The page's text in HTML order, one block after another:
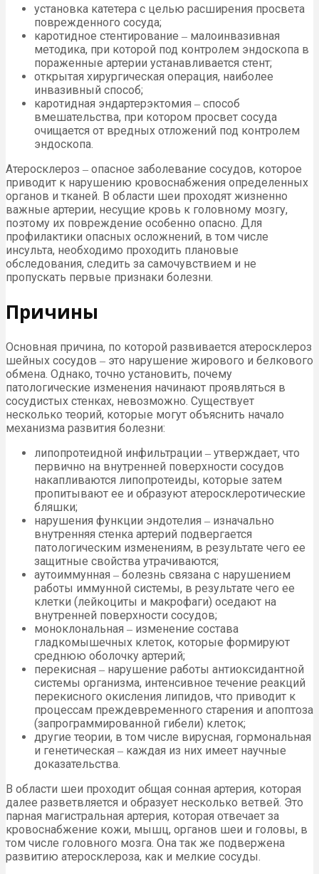
установка катетера с целью расширения просвета
поврежденного сосуда;
каротидное стентирование ‒ малоинвазивная
методика, при которой под контролем эндоскопа в
пораженные артерии устанавливается стент;
открытая хирургическая операция, наиболее
инвазивный способ;
каротидная эндартерэктомия ‒ способ
вмешательства, при котором просвет сосуда
очищается от вредных отложений под контролем
эндоскопа.
Атеросклероз ‒ опасное заболевание сосудов, которое
приводит к нарушению кровоснабжения определенных
органов и тканей. В области шеи проходят жизненно
важные артерии, несущие кровь к головному мозгу,
поэтому их повреждение особенно опасно. Для
профилактики опасных осложнений, в том числе
инсульта, необходимо проходить плановые
обследования, следить за самочувствием и не
пропускать первые признаки болезни.
Причины
Основная причина, по которой развивается атеросклероз
шейных сосудов ‒ это нарушение жирового и белкового
обмена. Однако, точно установить, почему
патологические изменения начинают проявляться в
сосудистых стенках, невозможно. Существует
несколько теорий, которые могут объяснить начало
механизма развития болезни:
липопротеидной инфильтрации ‒ утверждает, что
первично на внутренней поверхности сосудов
накапливаются липопротеиды, которые затем
пропитывают ее и образуют атеросклеротические
бляшки;
нарушения функции эндотелия ‒ изначально
внутренняя стенка артерий подвергается
патологическим изменениям, в результате чего ее
защитные свойства утрачиваются;
аутоиммунная ‒ болезнь связана с нарушением
работы иммунной системы, в результате чего ее
клетки (лейкоциты и макрофаги) оседают на
внутренней поверхности сосудов;
моноклональная ‒ изменение состава
гладкомышечных клеток, которые формируют
среднюю оболочку артерий;
перекисная ‒ нарушение работы антиоксидантной
системы организма, интенсивное течение реакций
перекисного окисления липидов, что приводит к
процессам преждевременного старения и апоптоза
(запрограммированной гибели) клеток;
другие теории, в том числе вирусная, гормональная
и генетическая ‒ каждая из них имеет научные
доказательства.
В области шеи проходит общая сонная артерия, которая
далее разветвляется и образует несколько ветвей. Это
парная магистральная артерия, которая отвечает за
кровоснабжение кожи, мышц, органов шеи и головы, в
том числе головного мозга. Она так же подвержена
развитию атеросклероза, как и мелкие сосуды.